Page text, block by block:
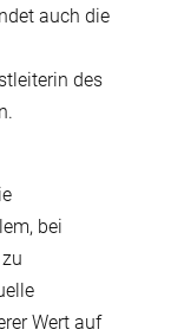
auch die
des
bei
Wert auf